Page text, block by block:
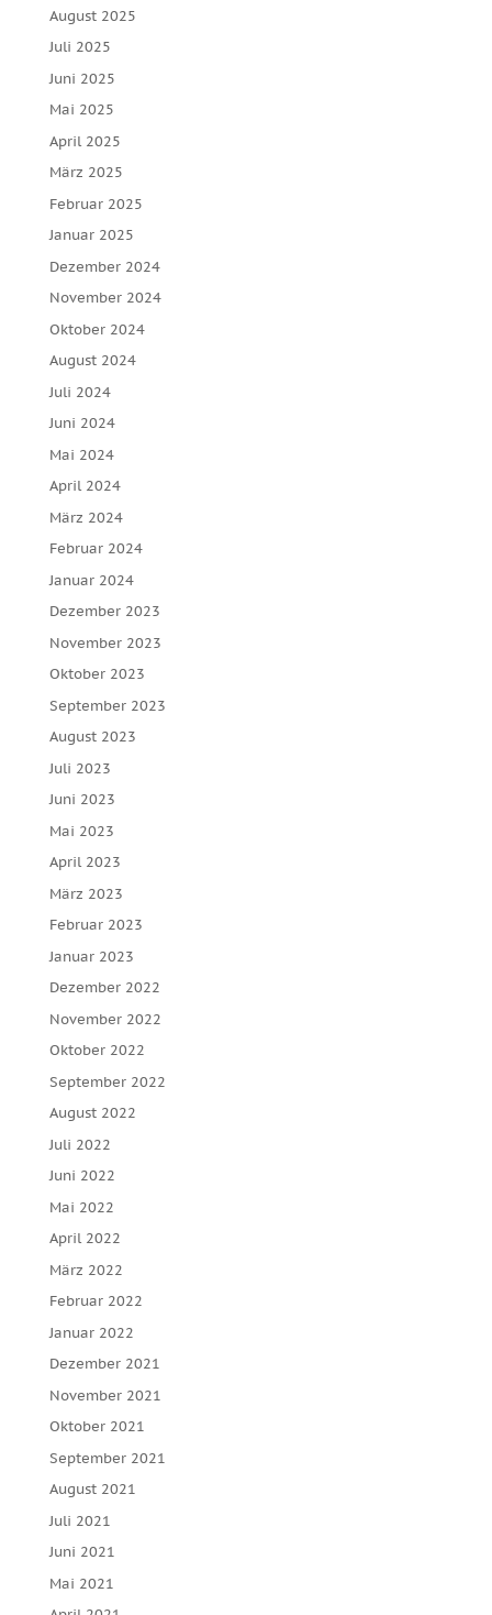
August 2025
Juli 2025
Juni 2025
Mai 2025
April 2025
März 2025
Februar 2025
Januar 2025
Dezember 2024
November 2024
Oktober 2024
August 2024
Juli 2024
Juni 2024
Mai 2024
April 2024
März 2024
Februar 2024
Januar 2024
Dezember 2023
November 2023
Oktober 2023
September 2023
August 2023
Juli 2023
Juni 2023
Mai 2023
April 2023
März 2023
Februar 2023
Januar 2023
Dezember 2022
November 2022
Oktober 2022
September 2022
August 2022
Juli 2022
Juni 2022
Mai 2022
April 2022
März 2022
Februar 2022
Januar 2022
Dezember 2021
November 2021
Oktober 2021
September 2021
August 2021
Juli 2021
Juni 2021
Mai 2021